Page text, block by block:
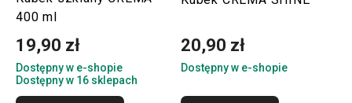
400 ml
19,90 zł
Dostępny w e-shopie
Dostępny w 16 sklepach
20,90 zł
Dostępny w e-shopie